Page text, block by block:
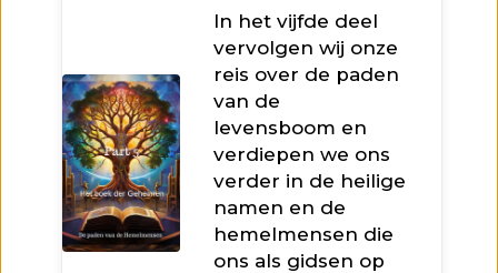
In het vijfde deel
vervolgen wij onze
reis over de paden
van de
levensboom en
verdiepen we ons
verder in de heilige
namen en de
hemelmensen die
ons als gidsen op